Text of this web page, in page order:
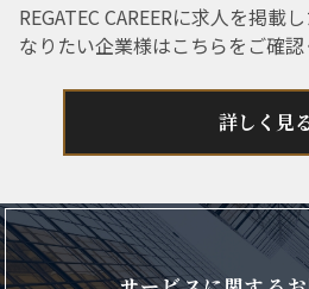
REGATEC CAREERに求人を掲載
なりたい企業様はこちらをご確認
詳しく見